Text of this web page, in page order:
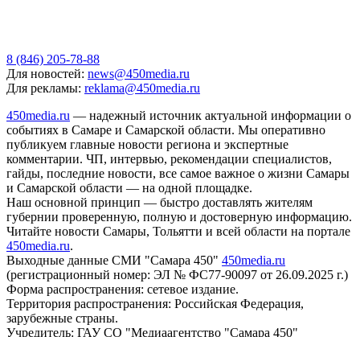
8 (846) 205-78-88
Для новостей: news@450media.ru
Для рекламы: reklama@450media.ru
450media.ru — надежный источник актуальной информации о
событиях в Самаре и Самарской области. Мы оперативно
публикуем главные новости региона и экспертные
комментарии. ЧП, интервью, рекомендации специалистов,
гайды, последние новости, все самое важное о жизни Самары
и Самарской области — на одной площадке.
Наш основной принцип — быстро доставлять жителям
губернии проверенную, полную и достоверную информацию.
Читайте новости Самары, Тольятти и всей области на портале
450media.ru.
Выходные данные СМИ "Самара 450" 450media.ru
(регистрационный номер: ЭЛ № ФС77-90097 от 26.09.2025 г.)
Форма распространения: сетевое издание.
Территория распространения: Российская Федерация,
зарубежные страны.
Учредитель: ГАУ СО "Медиаагентство "Самара 450"